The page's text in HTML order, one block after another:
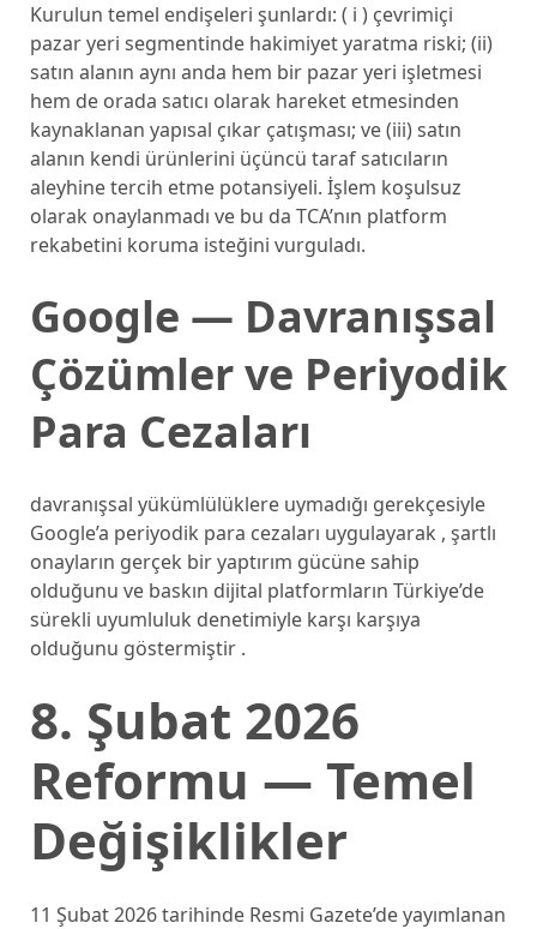
Kurulun temel endişeleri şunlardı: ( i ) çevrimiçi
pazar yeri segmentinde hakimiyet yaratma riski; (ii)
satın alanın aynı anda hem bir pazar yeri işletmesi
hem de orada satıcı olarak hareket etmesinden
kaynaklanan yapısal çıkar çatışması; ve (iii) satın
alanın kendi ürünlerini üçüncü taraf satıcıların
aleyhine tercih etme potansiyeli. İşlem koşulsuz
olarak onaylanmadı ve bu da TCA’nın platform
rekabetini koruma isteğini vurguladı.
Google — Davranışsal
Çözümler ve Periyodik
Para Cezaları
davranışsal yükümlülüklere uymadığı gerekçesiyle
Google’a periyodik para cezaları uygulayarak , şartlı
onayların gerçek bir yaptırım gücüne sahip
olduğunu ve baskın dijital platformların Türkiye’de
sürekli uyumluluk denetimiyle karşı karşıya
olduğunu göstermiştir .
8. Şubat 2026
Reformu — Temel
Değişiklikler
11 Şubat 2026 tarihinde Resmi Gazete’de yayımlanan